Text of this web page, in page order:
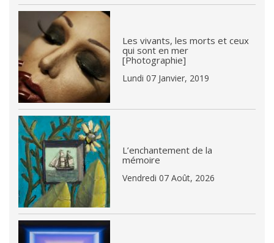
Les vivants, les morts et ceux
qui sont en mer
[Photographie]
Lundi 07 Janvier, 2019
L’enchantement de la
mémoire
Vendredi 07 Août, 2026